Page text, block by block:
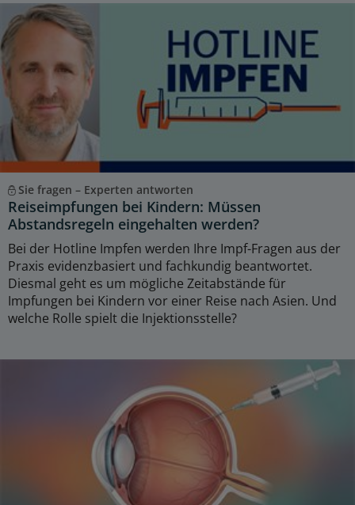
Sie fragen – Experten antworten
Reiseimpfungen bei Kindern: Müssen
Abstandsregeln eingehalten werden?
Bei der Hotline Impfen werden Ihre Impf-Fragen aus der
Praxis evidenzbasiert und fachkundig beantwortet.
Diesmal geht es um mögliche Zeitabstände für
Impfungen bei Kindern vor einer Reise nach Asien. Und
welche Rolle spielt die Injektionsstelle?